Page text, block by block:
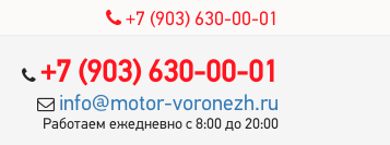
+7 (903) 630-00-01
+7 (903) 630-00-01
info@motor-voronezh.ru
Работаем ежедневно с 8:00 до 20:00